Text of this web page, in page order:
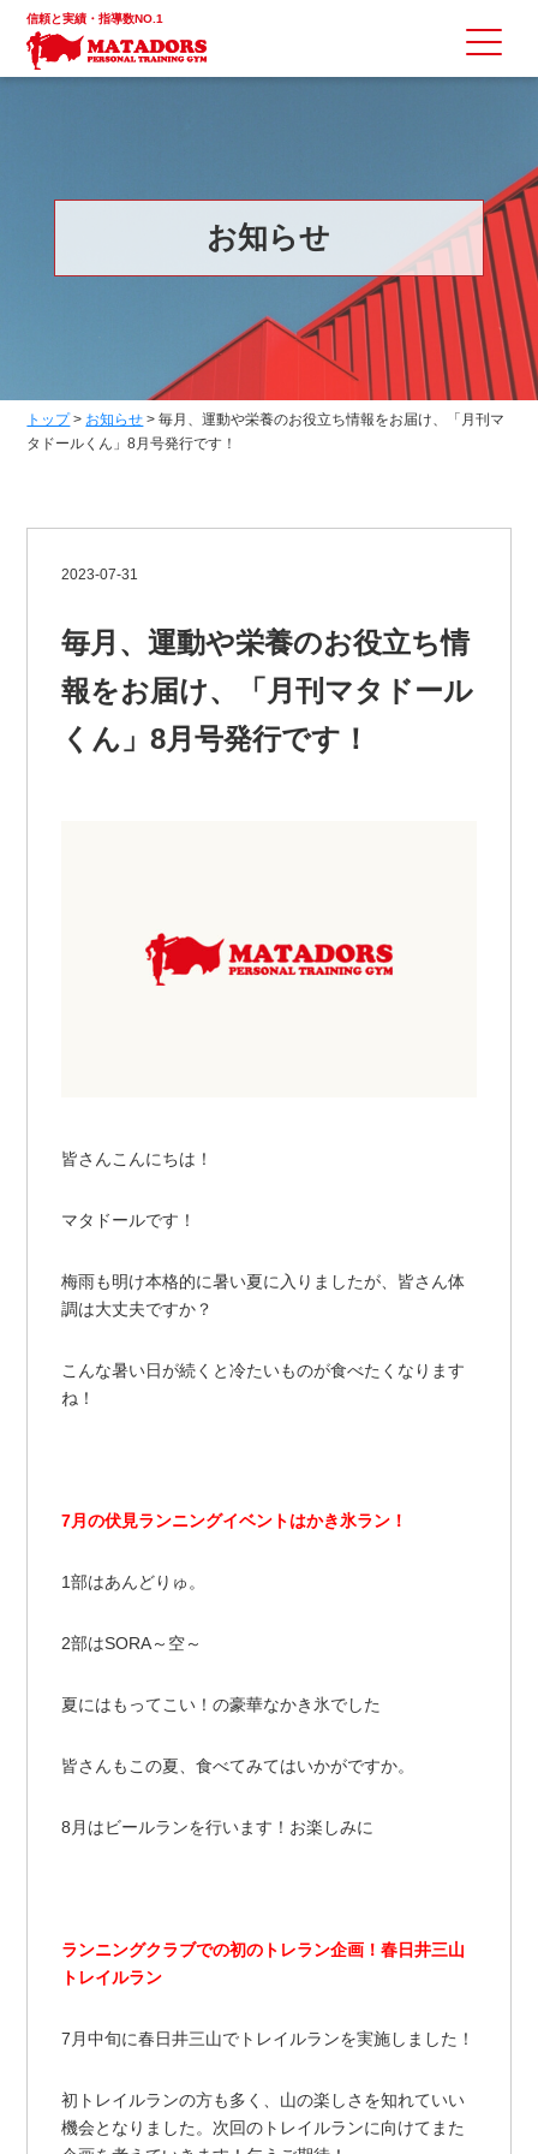
信頼と実績・指導数NO.1
お知らせ
トップ> お知らせ >毎月、運動や栄養のお役立ち情報をお届け、「月刊マ
タドールくん」8月号発行です！
2023-07-31
毎月、運動や栄養のお役立ち情
報をお届け、「月刊マタドール
くん」8月号発行です！
皆さんこんにちは！
マタドールです！
梅雨も明け本格的に暑い夏に入りましたが、皆さん体
調は大丈夫ですか？
こんな暑い日が続くと冷たいものが食べたくなります
ね！
7月の伏見ランニングイベントはかき氷ラン！
1部はあんどりゅ。
2部はSORA～空～
夏にはもってこい！の豪華なかき氷でした
皆さんもこの夏、食べてみてはいかがですか。
8月はビールランを行います！お楽しみに
ランニングクラブでの初のトレラン企画！春日井三山
トレイルラン
7月中旬に春日井三山でトレイルランを実施しました！
初トレイルランの方も多く、山の楽しさを知れていい
機会となりました。次回のトレイルランに向けてまた